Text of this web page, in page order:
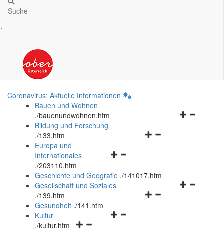
Suche
.
Coronavirus: Aktuelle Informationen
Bauen und Wohnen
./bauenundwohnen.htm
Navigationsmenü
Bildung und Forschung
./133.htm
Navigationsmenü
und
schließen
Europa und
Internationales
./203110.htm
Geschichte und Geografie ./141017.htm
Navigationsmenü
Gesellschaft und Soziales
./139.htm
Navigationsmenü
Gesundheit ./141.htm
Navigationsmenü
Kultur
./kultur.htm